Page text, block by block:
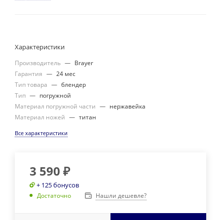
Характеристики
Производитель — Brayer
Гарантия — 24 мес
Тип товара — блендер
Тип — погружной
Материал погружной части — нержавейка
Материал ножей — титан
Все характеристики
3 590 ₽
+ 125 бонусов
Достаточно Нашли дешевле?